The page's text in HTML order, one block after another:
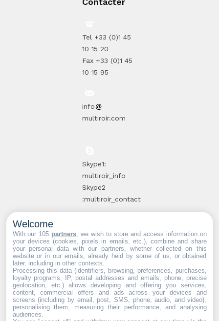
Tel +33 (0)1 45
10 15 20
Fax +33 (0)1 45
10 15 95
info
multiroir.com
Skype1:
multiroir_info
Skype2
:multiroir_contact
10, route de
Brie-Comte-
Robert
94520 Périgny-
sur-Yerres
Welcome
With our 105 partners , we wish to store and access information on
your devices (cookies, pixels in emails, etc.), combine and share
your personal data with our partners, whether collected on this
website or in our emails, already held by some of us, or obtained
later, including in other contexts.
Processing this data (identifiers, browsing, preferences, purchases,
loyalty programs, IP, postal addresses and emails, phone, precise
geolocation, etc.) allows developing and offering you services,
content, commercial offers and ads across your devices and
screens (including by email, post, SMS, phone, audio, and video),
personalising them, measuring their performance, and analysing
audiences.